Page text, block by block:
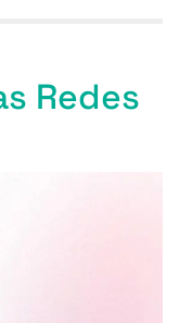
Redes